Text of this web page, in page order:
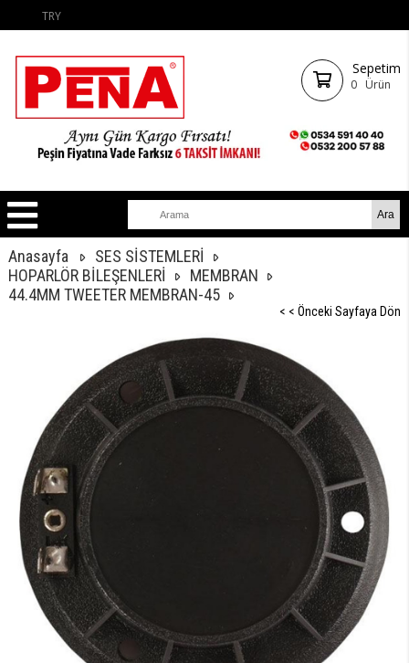
TRY
Sepetim
0 Ürün
Anasayfa
SES SİSTEMLERİ
HOPARLÖR BİLEŞENLERİ
MEMBRAN
44.4MM TWEETER MEMBRAN-45
< < Önceki Sayfaya Dön